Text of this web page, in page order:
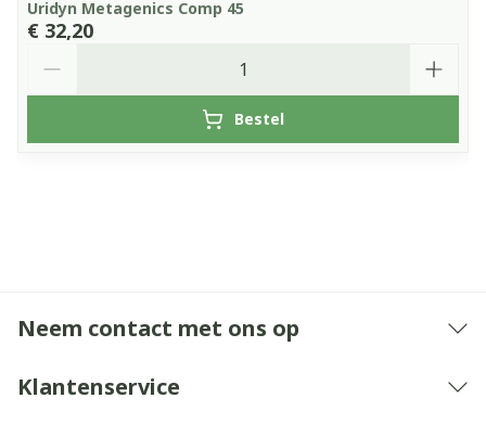
Uridyn Metagenics Comp 45
€ 32,20
Bestel
Neem contact met ons op
Klantenservice